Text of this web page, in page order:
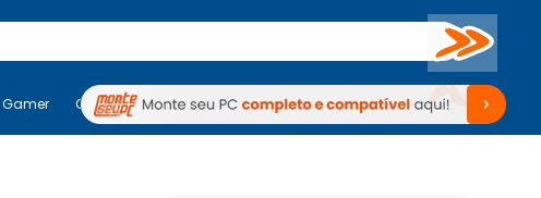
Buscar
PC Gamer Computadores Periféricos TV Venda no KaBuM!
Gamer Computadores Periféricos TV Venda no KaBuM!